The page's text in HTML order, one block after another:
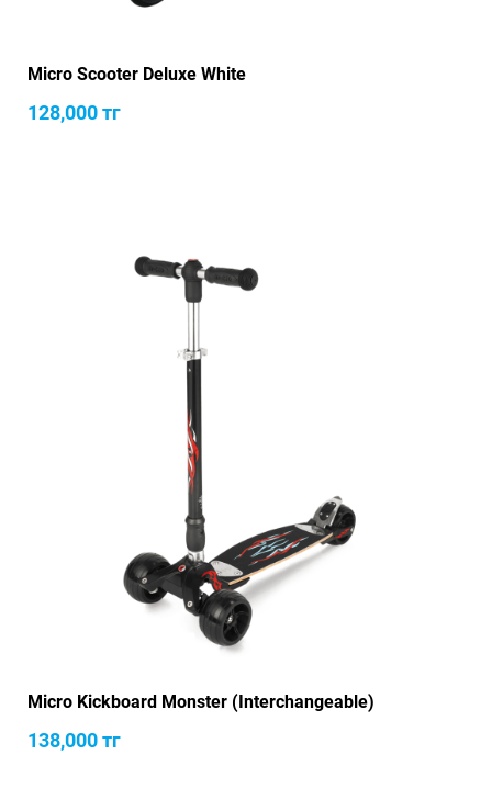
Micro Scooter Deluxe White
128,000тг
Micro Kickboard Monster (Interchangeable)
138,000тг